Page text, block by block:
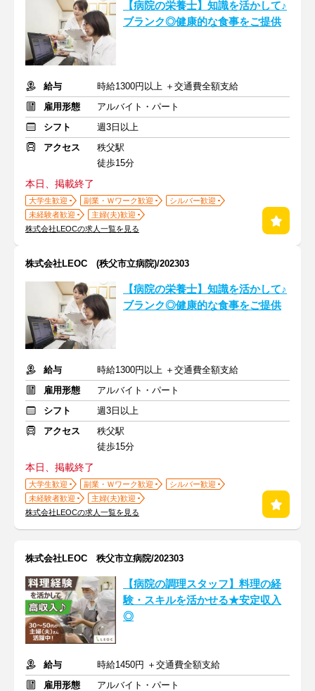
【病院の栄養士】知識を活かして♪
ブランク◎健康的な食事をご提供
給与
時給1300円以上 ＋交通費全額支給
雇用形態
アルバイト・パート
シフト
週3日以上
アクセス
秩父駅
徒歩15分
本日、掲載終了
大学生歓迎 副業・Ｗワーク歓迎
シルバー歓迎
未経験者歓迎
主婦(夫)歓迎
株式会社LEOCの求人一覧を見る
株式会社LEOC (秩父市立病院)/202303
【病院の栄養士】知識を活かして♪
ブランク◎健康的な食事をご提供
給与
時給1300円以上 ＋交通費全額支給
雇用形態
アルバイト・パート
シフト
週3日以上
アクセス
秩父駅
徒歩15分
本日、掲載終了
大学生歓迎 副業・Ｗワーク歓迎
シルバー歓迎
未経験者歓迎
主婦(夫)歓迎
株式会社LEOCの求人一覧を見る
株式会社LEOC 秩父市立病院/202303
【病院の調理スタッフ】料理の経
験・スキルを活かせる★安定収入
◎
給与
時給1450円 ＋交通費全額支給
雇用形態
アルバイト・パート